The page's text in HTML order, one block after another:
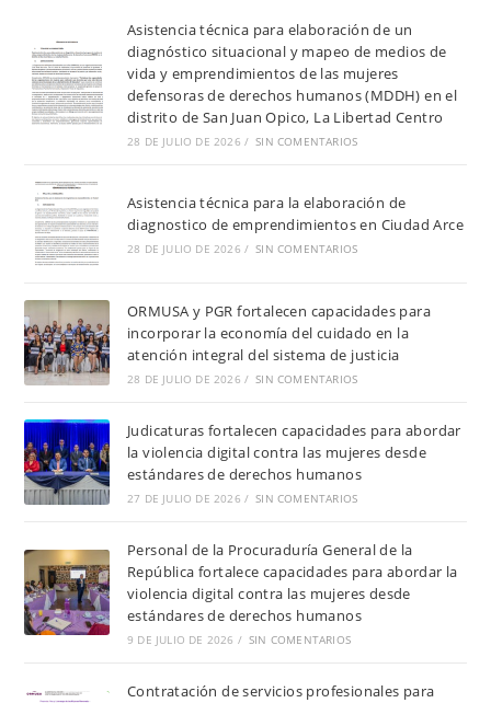
Asistencia técnica para elaboración de un
diagnóstico situacional y mapeo de medios de
vida y emprendimientos de las mujeres
defensoras de derechos humanos (MDDH) en el
distrito de San Juan Opico, La Libertad Centro
28 DE JULIO DE 2026 / SIN COMENTARIOS
Asistencia técnica para la elaboración de
diagnostico de emprendimientos en Ciudad Arce
28 DE JULIO DE 2026 / SIN COMENTARIOS
ORMUSA y PGR fortalecen capacidades para
incorporar la economía del cuidado en la
atención integral del sistema de justicia
28 DE JULIO DE 2026 / SIN COMENTARIOS
Judicaturas fortalecen capacidades para abordar
la violencia digital contra las mujeres desde
estándares de derechos humanos
27 DE JULIO DE 2026 / SIN COMENTARIOS
Personal de la Procuraduría General de la
República fortalece capacidades para abordar la
violencia digital contra las mujeres desde
estándares de derechos humanos
9 DE JULIO DE 2026 / SIN COMENTARIOS
Contratación de servicios profesionales para